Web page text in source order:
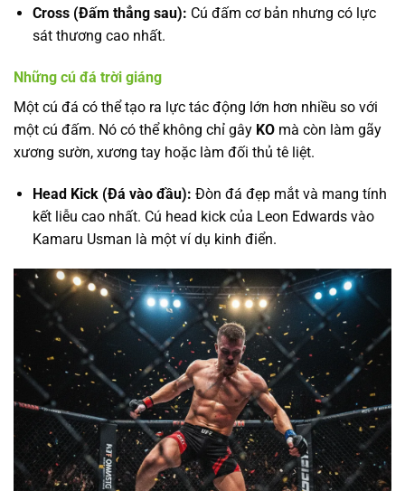
Cross (Đấm thẳng sau): Cú đấm cơ bản nhưng có lực
sát thương cao nhất.
Những cú đá trời giáng
Một cú đá có thể tạo ra lực tác động lớn hơn nhiều so với
một cú đấm. Nó có thể không chỉ gây KO mà còn làm gãy
xương sườn, xương tay hoặc làm đối thủ tê liệt.
Head Kick (Đá vào đầu): Đòn đá đẹp mắt và mang tính
kết liễu cao nhất. Cú head kick của Leon Edwards vào
Kamaru Usman là một ví dụ kinh điển.